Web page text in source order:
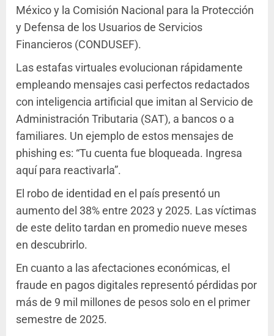
México y la Comisión Nacional para la Protección
y Defensa de los Usuarios de Servicios
Financieros (CONDUSEF).
Las estafas virtuales evolucionan rápidamente
empleando mensajes casi perfectos redactados
con inteligencia artificial que imitan al Servicio de
Administración Tributaria (SAT), a bancos o a
familiares. Un ejemplo de estos mensajes de
phishing es: “Tu cuenta fue bloqueada. Ingresa
aquí para reactivarla”.
El robo de identidad en el país presentó un
aumento del 38% entre 2023 y 2025. Las víctimas
de este delito tardan en promedio nueve meses
en descubrirlo.
En cuanto a las afectaciones económicas, el
fraude en pagos digitales representó pérdidas por
más de 9 mil millones de pesos solo en el primer
semestre de 2025.